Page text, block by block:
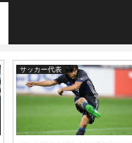
サッカー代表